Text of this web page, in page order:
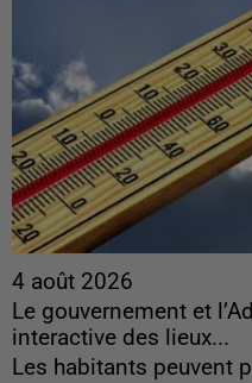
4 août 2026
Le gouvernement et
interactive des lieux...
Les habitants peuvent